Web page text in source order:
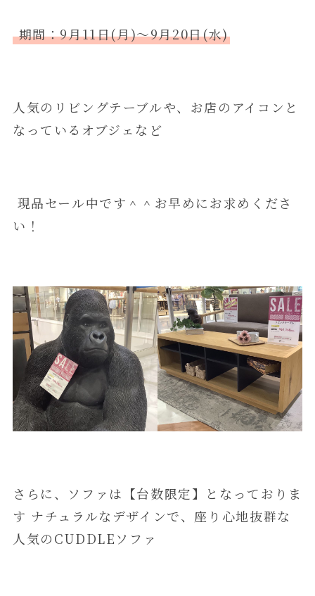
期間：9月11日(月)～9月20日(水)
人気のリビングテーブルや、お店のアイコンと
なっているオブジェなど
現品セール中です＾＾お早めにお求めくださ
い！
さらに、ソファは【台数限定】となっておりま
す ナチュラルなデザインで、座り心地抜群な
人気のCUDDLEソファ